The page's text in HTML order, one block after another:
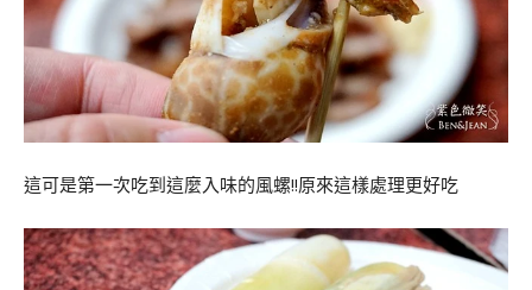
這可是第一次吃到這麼入味的風螺!!原來這樣處理更好吃